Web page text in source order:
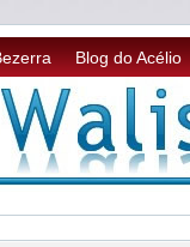
Blog do Acélio